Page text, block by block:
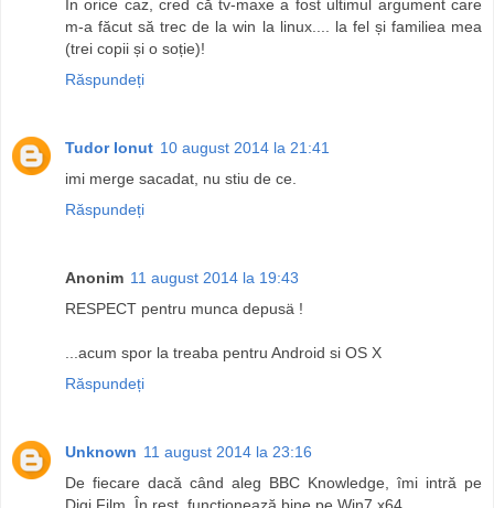
În orice caz, cred că tv-maxe a fost ultimul argument care
m-a făcut să trec de la win la linux.... la fel și familiea mea
(trei copii și o soție)!
Răspundeți
Tudor Ionut 10 august 2014 la 21:41
imi merge sacadat, nu stiu de ce.
Răspundeți
Anonim 11 august 2014 la 19:43
RESPECT pentru munca depusä !
...acum spor la treaba pentru Android si OS X
Răspundeți
Unknown 11 august 2014 la 23:16
De fiecare dacă când aleg BBC Knowledge, îmi intră pe